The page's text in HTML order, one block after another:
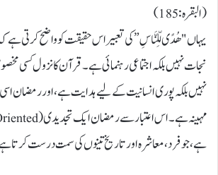
(البقرہ: 185)
یہاں "ھُدًى لِّلنَّاسِ” کی تعبیر اس حقیقت کو واضح کرتی
نجات نہیں بلکہ اجتماعی رہنمائی ہے۔ قرآن کا نزول کسی
نہیں بلکہ پوری انسانیت کے لیے ہدایت ہے، اور رمضان اسی
ہے، جو فرد، معاشرہ اور تاریخ تینوں کی سمت درست کرتا